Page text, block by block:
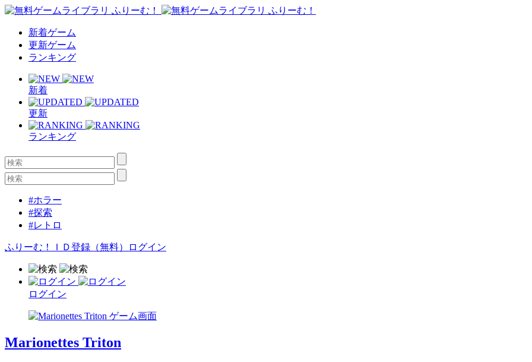
新着ゲーム
更新ゲーム
ランキング
新着
更新
ランキング
#ホラー
#探索
#レトロ
ふりーむ！ＩＤ登録（無料） ログイン
ログイン
Marionettes Triton